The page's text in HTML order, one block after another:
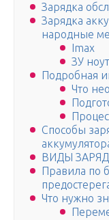
Зарядка
Зарядка
народные
Imax
ЗУ
Подробная
Что
Способы
ВИДЫ
Правила по
Что нужно